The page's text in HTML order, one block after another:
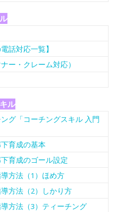
話対応一覧】
ー・クレーム対応）
ル
グ「コーチングスキル 入門
育成の基本
育成のゴール設定
方法（1）ほめ方
方法（2）しかり方
方法（3）ティーチング